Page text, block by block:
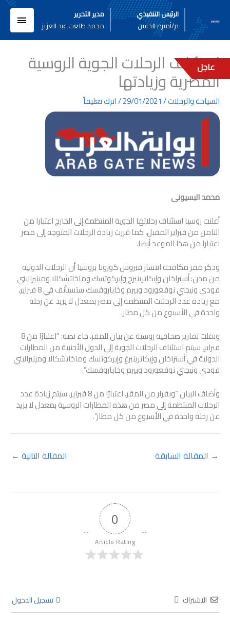
المحتوى
الرئيس التنفيذي
م/أميره الحسن
مدير التحرير
محمد طلعت عبد العزيز
عاجل
استئناف الرحلات الجوية الروسية
المصرية وزيادتها
السياحة والرحلات/
29/01/2021
/اترك تعليقاً
محمد البسيونى
أعلنت روسيا استئناف رحلاتها الجوية المنتظمة إلى الخارج اعتبارا من
الثامن من فبراير المقبل، كما قررت زيادة الرحلات المتوجه إلى مصر
اعتبارا من هذا الموعد أيضا.
وذكر مقر مكافحة انتشار فيروس كورونا بروسيا أن الرحلات الدولية
من مدن: أستراخان وإيكاترينبرج وإيركوتسك وماخاتشكالا ومينيراليني
فودي ونيجني نوفغورود وبيرم وخاباروفسك ستستأنف في 8 فبراير،
مع زيادة عدد الرحلات المنتظمة إلى مصر بمعدل لا يزيد عن رحلة
واحدة في الأسبوع من كل مطار.
ونقلت تقارير صحافية روسية عن بيان للمقر، جاء نصه: “اعتبارًا من 8
فبراير، سيتم استئناف الرحلات الجوية إلى الدول الأجنبية من المطارات
الدولية في أستراخان وإيكاترينبرغ وإيركوتسك وماخاتشكالا ومينيراليني
فودي ونيجني نوفغورود وبيرم وخاباروفسك”.
وأضاف البيان “وبقرار من المقر، اعتبارًا من 8 فبراير، سيتم زيادة عدد
الرحلات المنتظمة إلى مصر من هذه المطارات الروسية بمعدل لا يزيد
عن رحلة واحدة في الأسبوع من كل مطار”.
→ المقالة السابقة المقالة التالية ←
0
Article Rating
الاشتراك تسجيل الدخول